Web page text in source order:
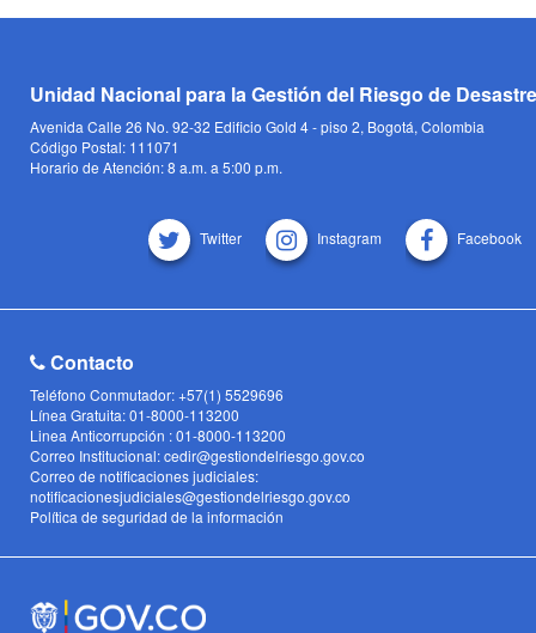
Unidad Nacional para la Gestión del Riesgo de
Avenida Calle 26 No. 92-32 Edificio Gold 4 - piso 2, Bogotá, Colombia
Código Postal: 111071
Horario de Atención: 8 a.m. a 5:00 p.m.
Twitter Instagram Facebook
Contacto
Teléfono Conmutador: +57(1) 5529696
Línea Gratuita: 01-8000-113200
Linea Anticorrupción : 01-8000-113200
Correo Institucional: cedir@gestiondelriesgo.gov.co
Correo de notificaciones judiciales:
notificacionesjudiciales@gestiondelriesgo.gov.co
Política de seguridad de la información